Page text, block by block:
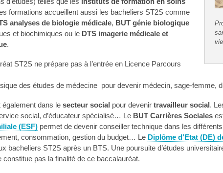
formations accueillent aussi les bacheliers ST2S comme
analyses de biologie médicale, BUT génie biologique
et biochimiques ou le DTS imagerie médicale et
.
ST2S ne prépare pas à l’entrée en Licence Parcours
des études de médecine pour devenir médecin, sage-femme,
dans le secteur social pour devenir travailleur social.
social, d’éducateur spécialisé… Le BUT Carrières Sociales
(ESF)permet de devenir conseiller technique dans les
consommation, gestion du budget… Le Diplôme d’Etat (DE)
bacheliers ST2S après un BTS. Une poursuite d’études
constitue pas la finalité de ce baccalauréat.